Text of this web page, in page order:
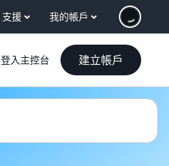
支援 我的帳戶
登入主控台 建立帳戶